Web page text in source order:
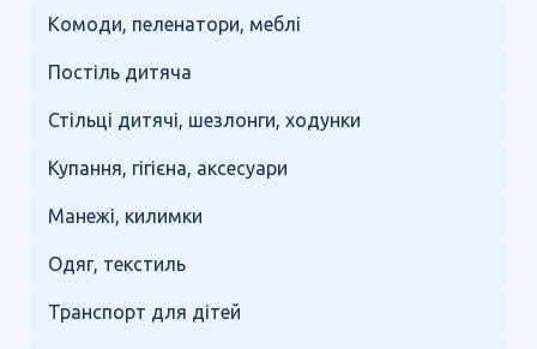
Комоди, пеленатори, меблі
Постіль дитяча
Стільці дитячі, шезлонги, ходунки
Купання, гігієна, аксесуари
Манежі, килимки
Одяг, текстиль
Транспорт для дітей